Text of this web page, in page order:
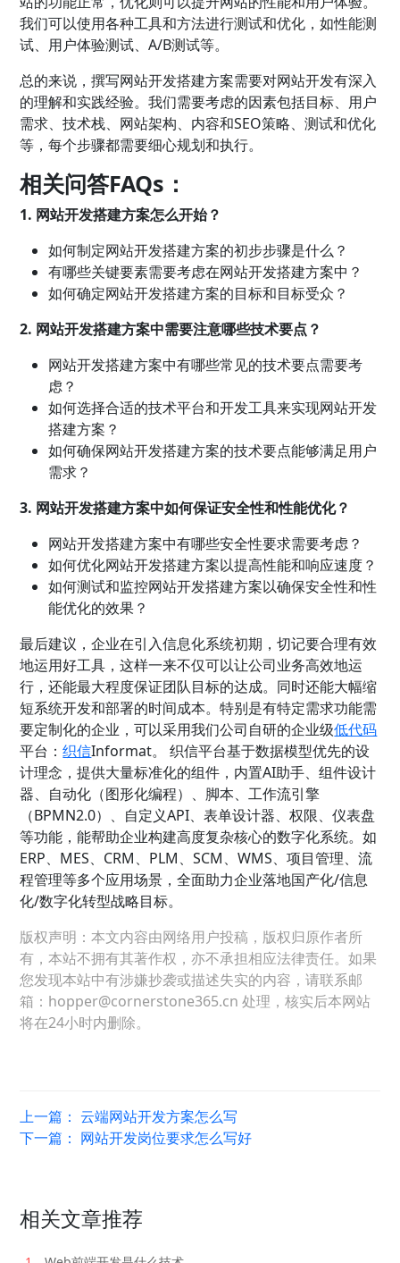
我们可以使用各种工具和方法进行测试和优化，如性能测
试、用户体验测试、A/B测试等。
总的来说，撰写网站开发搭建方案需要对网站开发有深入
的理解和实践经验。我们需要考虑的因素包括目标、用户
需求、技术栈、网站架构、内容和SEO策略、测试和优化
等，每个步骤都需要细心规划和执行。
相关问答FAQs：
1. 网站开发搭建方案怎么开始？
如何制定网站开发搭建方案的初步步骤是什么？
有哪些关键要素需要考虑在网站开发搭建方案中？
如何确定网站开发搭建方案的目标和目标受众？
2. 网站开发搭建方案中需要注意哪些技术要点？
网站开发搭建方案中有哪些常见的技术要点需要考
虑？
如何选择合适的技术平台和开发工具来实现网站开发
搭建方案？
如何确保网站开发搭建方案的技术要点能够满足用户
需求？
3. 网站开发搭建方案中如何保证安全性和性能优化？
网站开发搭建方案中有哪些安全性要求需要考虑？
如何优化网站开发搭建方案以提高性能和响应速度？
如何测试和监控网站开发搭建方案以确保安全性和性
能优化的效果？
最后建议，企业在引入信息化系统初期，切记要合理有效
地运用好工具，这样一来不仅可以让公司业务高效地运
行，还能最大程度保证团队目标的达成。同时还能大幅缩
短系统开发和部署的时间成本。特别是有特定需求功能需
要定制化的企业，可以采用我们公司自研的企业级低代码
平台 ：织信Informat。 织信平台基于数据模型优先的设
计理念，提供大量标准化的组件，内置AI助手、组件设计
器、自动化（图形化编程）、脚本、工作流引擎
（BPMN2.0）、自定义API、表单设计器、权限、仪表盘
等功能，能帮助企业构建高度复杂核心的数字化系统。如
ERP、MES、CRM、PLM、SCM、WMS、项目管理、流
程管理等多个应用场景，全面助力企业落地国产化/信息
化/数字化转型战略目标。
版权声明：本文内容由网络用户投稿，版权归原作者所
有，本站不拥有其著作权，亦不承担相应法律责任。如果
您发现本站中有涉嫌抄袭或描述失实的内容，请联系邮
箱：hopper@cornerstone365.cn 处理，核实后本网站
将在24小时内删除。
上一篇：云端网站开发方案怎么写
下一篇： 网站开发岗位要求怎么写好
相关文章推荐